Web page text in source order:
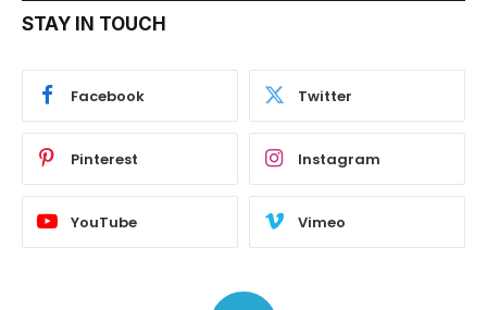
STAY IN TOUCH
Facebook Twitter
Pinterest Instagram
YouTube Vimeo